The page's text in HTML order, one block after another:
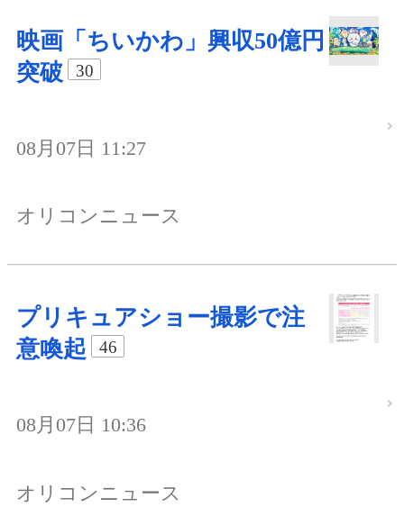
映画「ちいかわ」興収50億円
突破
30
08月07日 11:27
オリコンニュース
プリキュアショー撮影で注
意喚起
46
08月07日 10:36
オリコンニュース